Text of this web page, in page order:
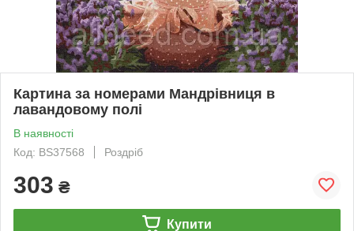
Картина за номерами Мандрівниця в
лавандовому полі
В наявності
Код: BS37568
Роздріб
303 ₴
Купити